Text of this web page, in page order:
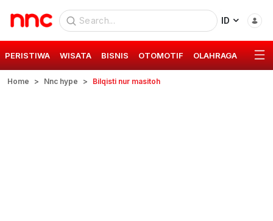
ID
PERISTIWA WISATA BISNIS OTOMOTIF OLAHRAGA GAYA
Home Nnc hype Bilqisti nur masitoh